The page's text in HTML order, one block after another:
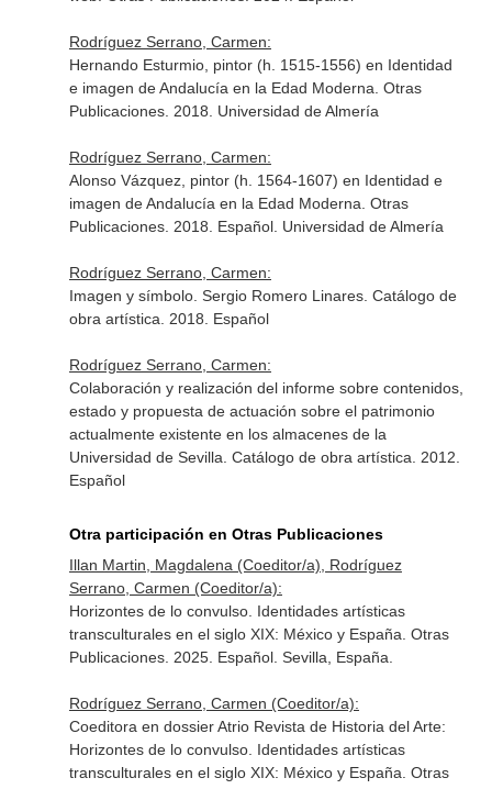
Rodríguez Serrano, Carmen:
Hernando Esturmio, pintor (h. 1515-1556) en Identidad
e imagen de Andalucía en la Edad Moderna. Otras
Publicaciones. 2018. Universidad de Almería
Rodríguez Serrano, Carmen:
Alonso Vázquez, pintor (h. 1564-1607) en Identidad e
imagen de Andalucía en la Edad Moderna. Otras
Publicaciones. 2018. Español. Universidad de Almería
Rodríguez Serrano, Carmen:
Imagen y símbolo. Sergio Romero Linares. Catálogo de
obra artística. 2018. Español
Rodríguez Serrano, Carmen:
Colaboración y realización del informe sobre contenidos,
estado y propuesta de actuación sobre el patrimonio
actualmente existente en los almacenes de la
Universidad de Sevilla. Catálogo de obra artística. 2012.
Español
Otra participación en Otras Publicaciones
Illan Martin, Magdalena (Coeditor/a), Rodríguez
Serrano, Carmen (Coeditor/a):
Horizontes de lo convulso. Identidades artísticas
transculturales en el siglo XIX: México y España. Otras
Publicaciones. 2025. Español. Sevilla, España.
Rodríguez Serrano, Carmen (Coeditor/a):
Coeditora en dossier Atrio Revista de Historia del Arte:
Horizontes de lo convulso. Identidades artísticas
transculturales en el siglo XIX: México y España. Otras